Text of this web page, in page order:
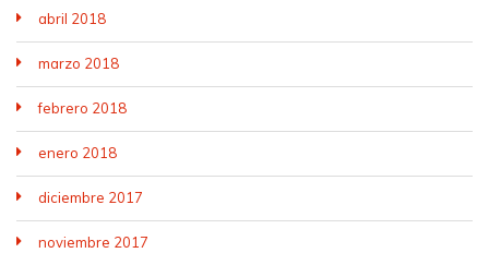
abril 2018
marzo 2018
febrero 2018
enero 2018
diciembre 2017
noviembre 2017